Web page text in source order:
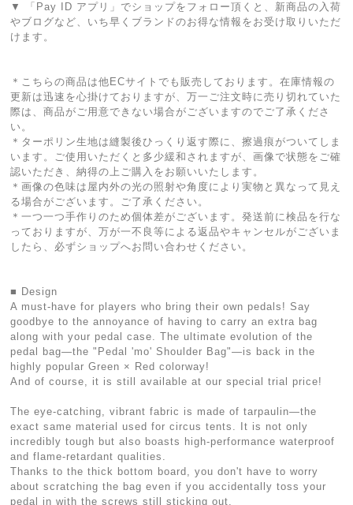
▼ 「Pay ID アプリ」でショップをフォロー頂くと、新商品の入荷
やブログなど、いち早くブランドのお得な情報をお受け取りいただ
けます。
＊こちらの商品は他ECサイトでも販売しております。在庫情報の
更新は迅速を心掛けておりますが、万一ご注文時に売り切れていた
際は、商品がご用意できない場合がございますのでご了承くださ
い。
＊ターポリン生地は縫製後ひっくり返す際に、擦過痕がついてしま
います。ご使用いただくと多少緩和されますが、画像で状態をご確
認いただき、納得の上ご購入をお願いいたします。
＊画像の色味は屋内外の光の照射や角度により実物と異なって見え
る場合がございます。ご了承ください。
＊一つ一つ手作りのため個体差がございます。発送前に検品を行な
っておりますが、万が一不良等による返品やキャンセルがございま
したら、必ずショップへお問い合わせください。
■ Design
A must-have for players who bring their own pedals! Say
goodbye to the annoyance of having to carry an extra bag
along with your pedal case. The ultimate evolution of the
pedal bag—the "Pedal 'mo' Shoulder Bag"—is back in the
highly popular Green × Red colorway!
And of course, it is still available at our special trial price!
The eye-catching, vibrant fabric is made of tarpaulin—the
exact same material used for circus tents. It is not only
incredibly tough but also boasts high-performance waterproof
and flame-retardant qualities.
Thanks to the thick bottom board, you don't have to worry
about scratching the bag even if you accidentally toss your
pedal in with the screws still sticking out.